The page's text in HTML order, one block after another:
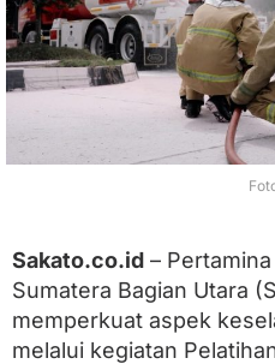
l
a
m
n
m
i
n
Sakato.co.id –
Sumatera Bagian Utara
memperkuat aspek
melalui kegiatan